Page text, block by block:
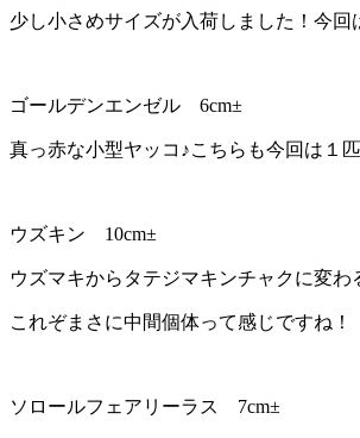
少し小さめサイズが入荷しました！今回
ゴールデンエンゼル 6cm±
真っ赤な小型ヤッコ♪こちらも今回は１
ウズキン 10cm±
ウズマキからタテジマキンチャクに変わ
これぞまさに中間個体って感じですね！
ソロールフェアリーラス 7cm±